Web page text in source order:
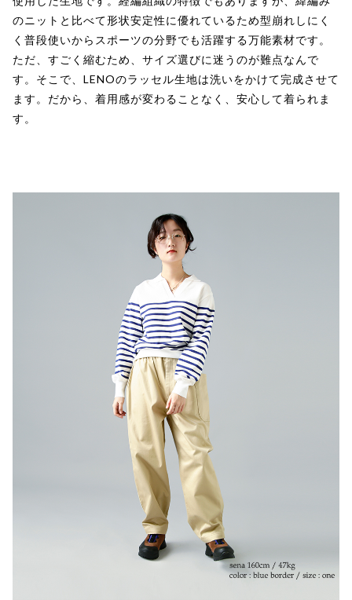
のニットと比べて形状安定性に優れているため型崩れしにく
く普段使いからスポーツの分野でも活躍する万能素材です。
ただ、すごく縮むため、サイズ選びに迷うのが難点なんで
す。そこで、LENOのラッセル生地は洗いをかけて完成させて
ます。だから、着用感が変わることなく、安心して着られま
す。